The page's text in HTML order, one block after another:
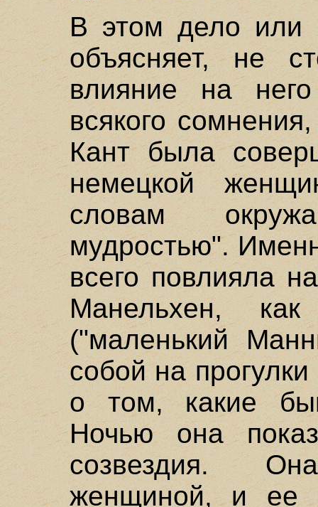
В этом дело или
объясняет, не
влияние на
всякого
Кант была
немецкой
словам
мудростью".
всего повлияла
Манельхен,
("маленький
собой на
о том, какие
Ночью она
созвездия.
женщиной, и ее